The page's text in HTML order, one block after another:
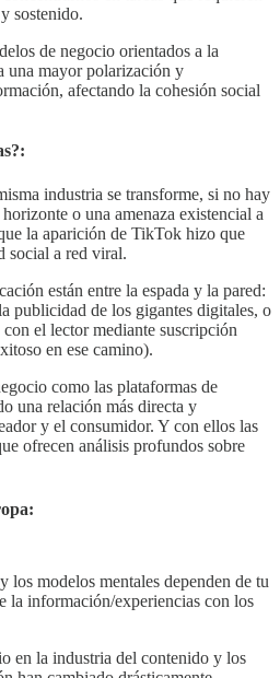
sostenido.
de negocio orientados a la
una mayor polarización y
afectando la cohesión social
industria se transforme, si no hay
o una amenaza existencial a
la aparición de TikTok hizo que
social a red viral.
están entre la espada y la pared:
publicidad de los gigantes digitales, o
el lector mediante suscripción
en ese camino).
como las plataformas de
una relación más directa y
y el consumidor. Y con ellos las
ofrecen análisis profundos sobre
:
los modelos mentales dependen de tu
la información/experiencias con los
en la industria del contenido y los